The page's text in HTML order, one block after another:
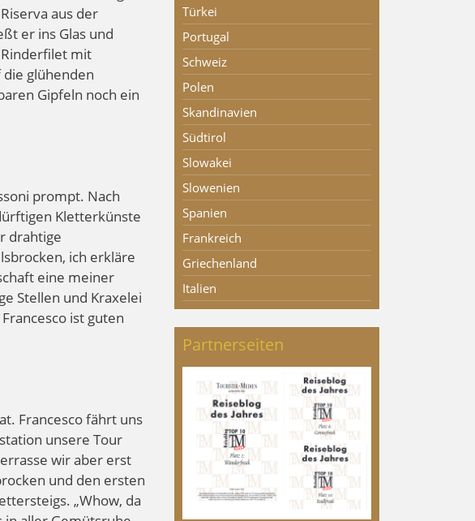
aus der
er ins Glas und
mit
glühenden
Gipfeln noch ein
prompt. Nach
Kletterkünste
drahtige
ich erkläre
eine meiner
Stellen und Kraxelei
ist guten
Francesco fährt uns
unsere Tour
wir aber erst
und den ersten
„Whow, da
Türkei
Portugal
Schweiz
Polen
Skandinavien
Südtirol
Slowakei
Slowenien
Spanien
Frankreich
Griechenland
Italien
Partnerseiten